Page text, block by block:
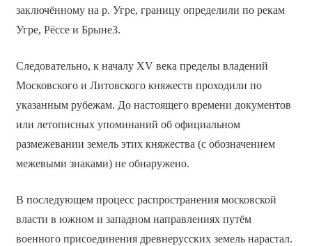
заключённому на р. Угре, границу определили по рекам
Угре, Рёссе и Брыне3.
Следовательно, к началу XV века пределы владений
Московского и Литовского княжеств проходили по
указанным рубежам. До настоящего времени документов
или летописных упоминаний об официальном
размежевании земель этих княжества (с обозначением
межевыми знаками) не обнаружено.
В последующем процесс распространения московской
власти в южном и западном направлениях путём
военного присоединения древнерусских земель нарастал.